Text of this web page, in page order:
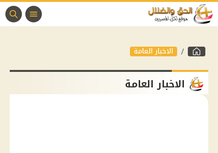
الاخبار العامة
الاخبار العامة